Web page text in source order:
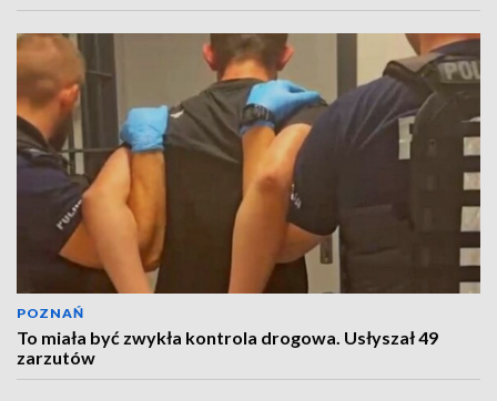
POZNAŃ
To miała być zwykła kontrola drogowa. Usłyszał 49
zarzutów